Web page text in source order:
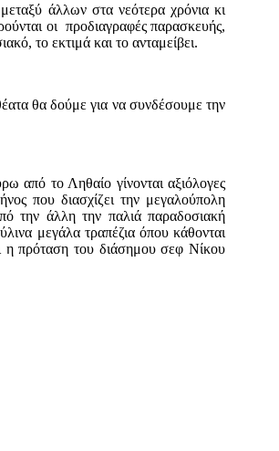
άλλων στα νεότερα χρόνια κι
οι προδιαγραφές παρασκευής,
το εκτιμά και το ανταμείβει.
θα δούμε για να συνδέσουμε την
από το Ληθαίο γίνονται αξιόλογες
που διασχίζει την μεγαλούπολη
την άλλη την παλιά παραδοσιακή
μεγάλα τραπέζια όπου κάθονται
η πρόταση του διάσημου σεφ Νίκου